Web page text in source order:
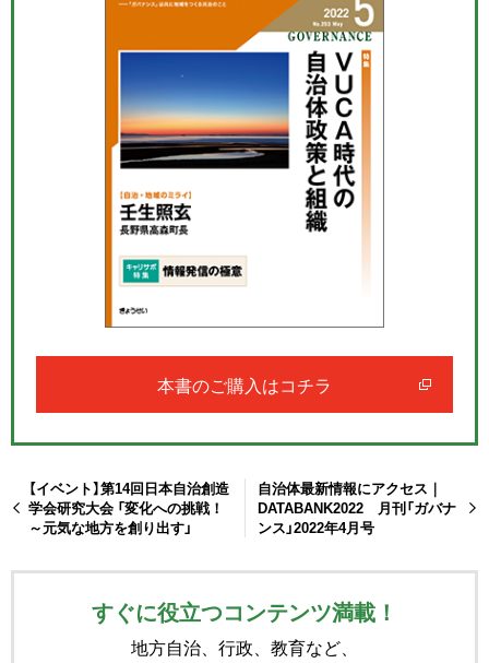
本書のご購入はコチラ
【イベント】第14回日本自治創造
学会研究大会 「変化への挑戦！
～元気な地方を創り出す」
自治体最新情報にアクセス｜
DATABANK2022 月刊「ガバナ
ンス」2022年4月号
すぐに役立つコンテンツ満載！
地方自治、行政、教育など、